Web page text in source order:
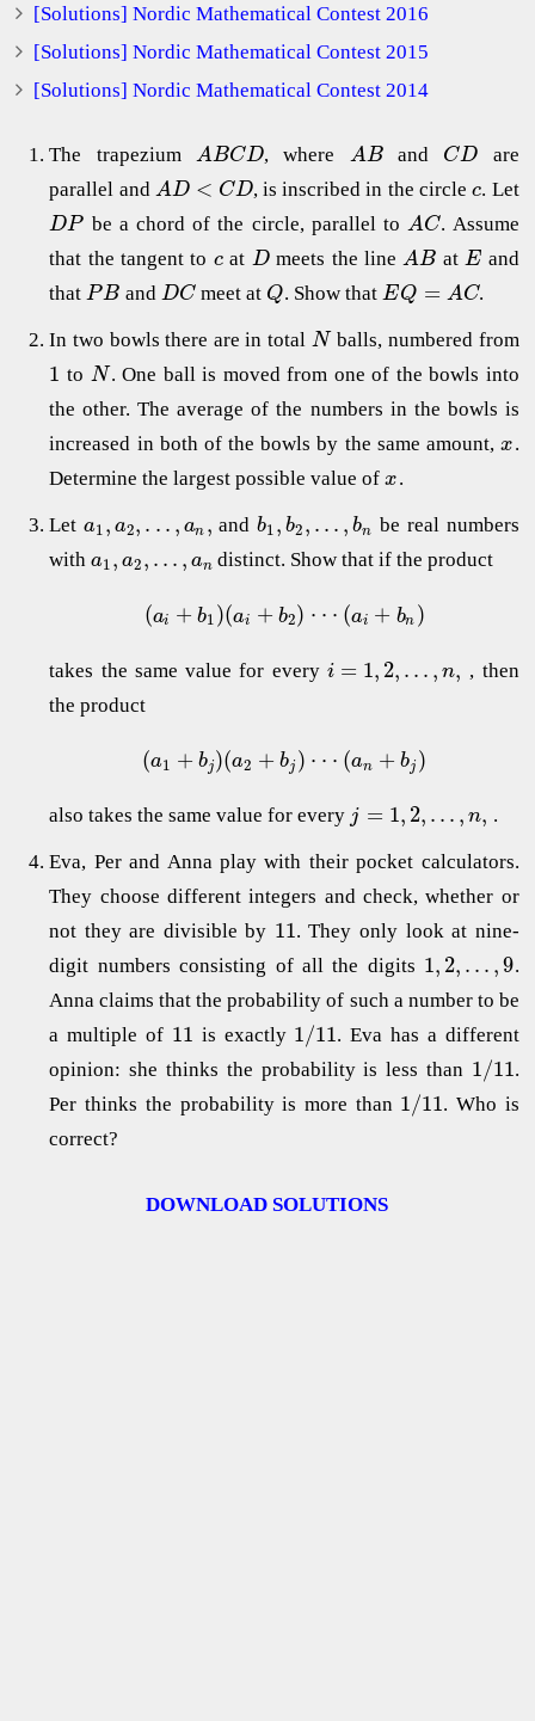
[Solutions] Nordic Mathematical Contest 2016
[Solutions] Nordic Mathematical Contest 2015
[Solutions] Nordic Mathematical Contest 2014
The trapezium ABCD, where ABand CD are
parallel and AD < CD, is inscribed in the circle c. Let
DP be a chord of the circle, parallel toAC. Assume
that the tangent to c at Dmeets the lineAB atE and
thatPB and DC meet at Q. Show thatEQ = AC.
In two bowls there are in total N balls, numbered from
1 to N . One ball is moved from one of the bowls into
the other. The average of the numbers in the bowls is
increased in both of the bowls by the same amount,x.
Determine the largest possible value ofx.
Leta1, a2, . . . , an , andb1, b2, . . . , bn be real numbers
witha1, a2, . . . , an distinct. Show that if the product
(ai + b1)(ai + b2) ⋅ ⋅ ⋅ (ai + bn )
takes the same value for every i = 1, 2, . . . , n, , then
the product
(a1 + bj)(a2 + bj ) ⋅ ⋅ ⋅ (an + bj )
also takes the same value for every j = 1, 2, . . . , n, .
Eva, Per and Anna play with their pocket calculators.
They choose different integers and check, whether or
not they are divisible by 11. They only look at nine-
digit numbers consisting of all the digits 1, 2, . . . , 9.
Anna claims that the probability of such a number to be
a multiple of 11 is exactly 1/11. Eva has a different
opinion: she thinks the probability is less than 1/11.
Per thinks the probability is more than 1/11. Who is
correct?
DOWNLOAD SOLUTIONS